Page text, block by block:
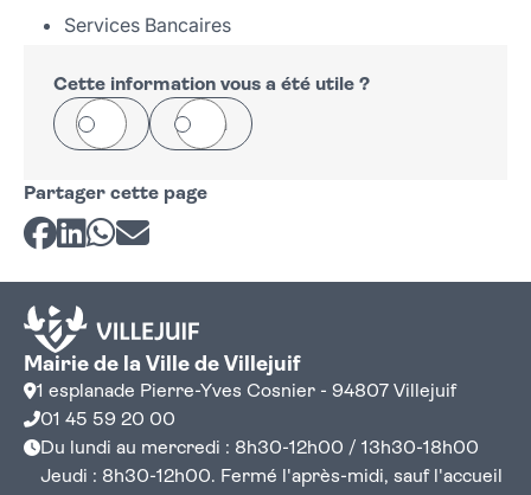
Services Bancaires
Cette information vous a été utile ?
Oui Non
Partager cette page
Partager sur Facebook
Partager sur LinkedIn
Partager sur Whatsapp
Partager par courriel
Mairie de la Ville de Villejuif
1 esplanade Pierre-Yves Cosnier - 94807 Villejuif
01 45 59 20 00
Du lundi au mercredi : 8h30-12h00 / 13h30-18h00
Jeudi : 8h30-12h00. Fermé l'après-midi, sauf l'accueil